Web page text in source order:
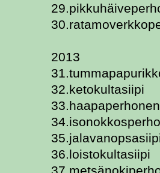
2013
32.ketokultasiipi
33.haapaperhonen
36.loistokultasiipi